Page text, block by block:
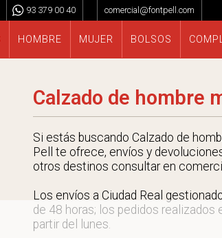
93 379 00 40 comercial@fontpell.com
HOMBRE MUJER BOLSOS
Calzado de hombre
Si estás buscando Calzado de
Pell te ofrece, envíos y
otros destinos consultar en
Los envíos a Ciudad Real
de 48 horas; los pedidos realizados
partir del lunes.